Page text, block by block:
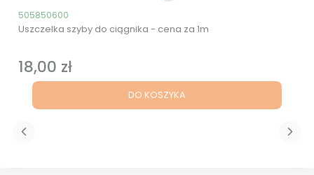
Kod produktu
505850600
Uszczelka szyby do ciągnika - cena za 1m
Cena
18,00 zł
DO KOSZYKA